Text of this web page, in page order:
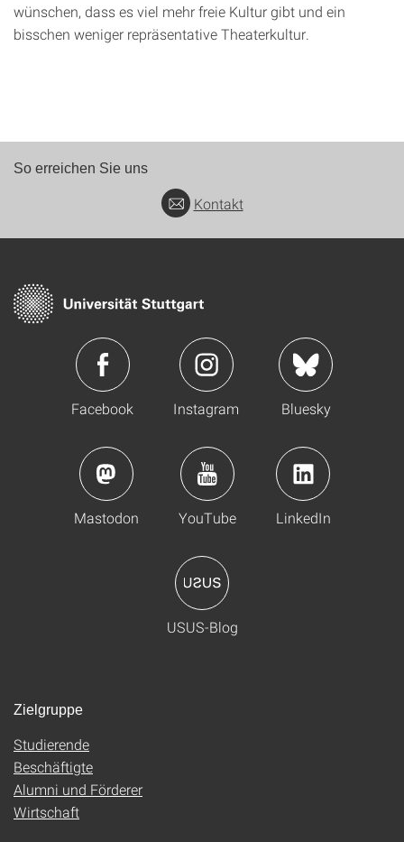
wünschen, dass es viel mehr freie Kultur gibt und ein
bisschen weniger repräsentative Theaterkultur.
So erreichen Sie uns
Kontakt
Facebook Instagram Bluesky
Mastodon YouTube LinkedIn
USUS-Blog
Zielgruppe
Studierende
Beschäftigte
Alumni und Förderer
Wirtschaft